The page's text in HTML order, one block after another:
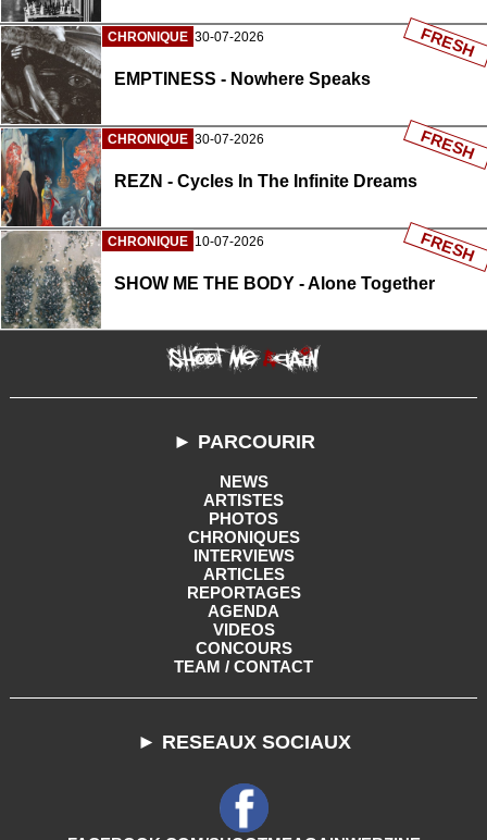
CHRONIQUE 30-07-2026
EMPTINESS - Nowhere Speaks
FRESH
CHRONIQUE 30-07-2026
REZN - Cycles In The Infinite Dreams
FRESH
CHRONIQUE 10-07-2026
SHOW ME THE BODY - Alone Together
FRESH
► PARCOURIR
NEWS
ARTISTES
PHOTOS
CHRONIQUES
INTERVIEWS
ARTICLES
REPORTAGES
AGENDA
VIDEOS
CONCOURS
TEAM / CONTACT
► RESEAUX SOCIAUX